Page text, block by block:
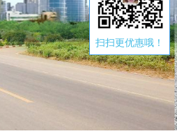
扫扫更优惠哦！